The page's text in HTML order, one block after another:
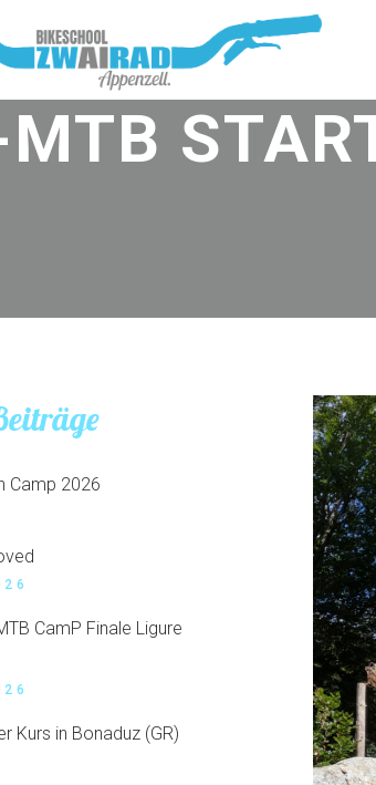
Camp 2026
CamP Finale Ligure
Kurs in Bonaduz (GR)